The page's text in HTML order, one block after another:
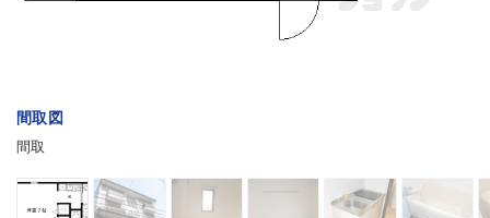
間取図
間取